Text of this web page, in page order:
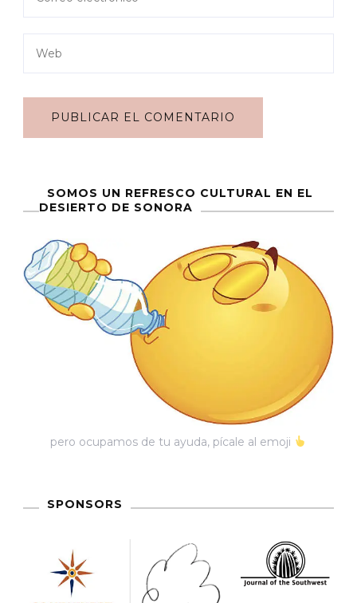
SOMOS UN REFRESCO CULTURAL EN EL
DESIERTO DE SONORA
pero ocupamos de tu ayuda, pícale al emoji
SPONSORS